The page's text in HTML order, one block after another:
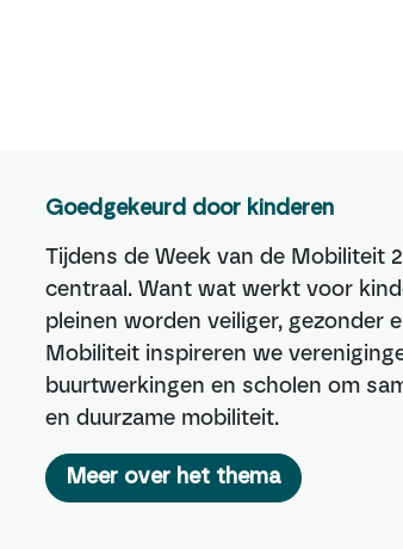
Goedgekeurd door kinderen
Tijdens de Week van de Mobiliteit
centraal. Want wat werkt voor
pleinen worden veiliger, gezonder
Mobiliteit inspireren we
buurtwerkingen en scholen om
en duurzame mobiliteit.
Meer over het thema